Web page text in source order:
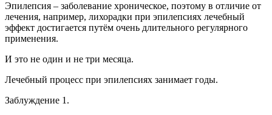
Эпилепсия – заболевание хроническое, поэтому в отличие от
лечения, например, лихорадки при эпилепсиях лечебный
эффект достигается путём очень длительного регулярного
применения.
И это не один и не три месяца.
Лечебный процесс при эпилепсиях занимает годы.
Заблуждение 1.